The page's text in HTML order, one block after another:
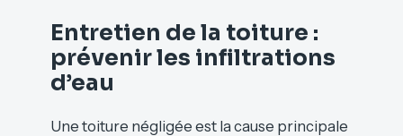
Entretien de la toiture :
prévenir les infiltrations
d’eau
Une toiture négligée est la cause principale